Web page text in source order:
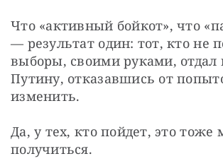
Что «активный бойкот», что
— результат один: тот, кто не
выборы, своими руками, отдал
Путину, отказавшись от
изменить.
Да, у тех, кто пойдет, это тоже
получиться.